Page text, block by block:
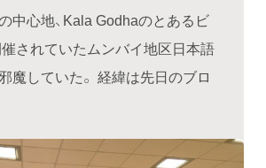
中心地、Kala Godhaのとあるビ
されていたムンバイ地区日本語
魔していた。 経緯は先日のブロ